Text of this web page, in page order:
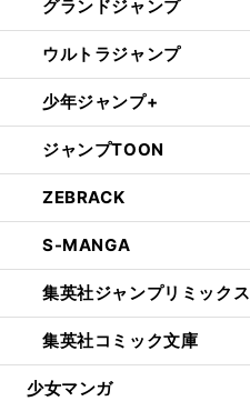
グランドジャンプ
ウルトラジャンプ
少年ジャンプ+
ジャンプTOON
ZEBRACK
S-MANGA
集英社ジャンプリミックス
集英社コミック文庫
少女マンガ